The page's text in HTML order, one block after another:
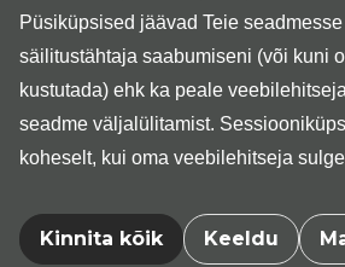
Püsiküpsised jäävad Teie
säilitustähtaja saabumiseni (või kuni
kustutada) ehk ka peale
seadme väljalülitamist.
koheselt, kui oma veebilehitseja
Kinnita kõik Keeldu
cv.ee keskkonna või e-
Medita Baltics AS pakub
teenust osutavas kliinikus
Tartus ja Tallinnas), tööaega
Konkurss kestab kuni 23. detsembrini!